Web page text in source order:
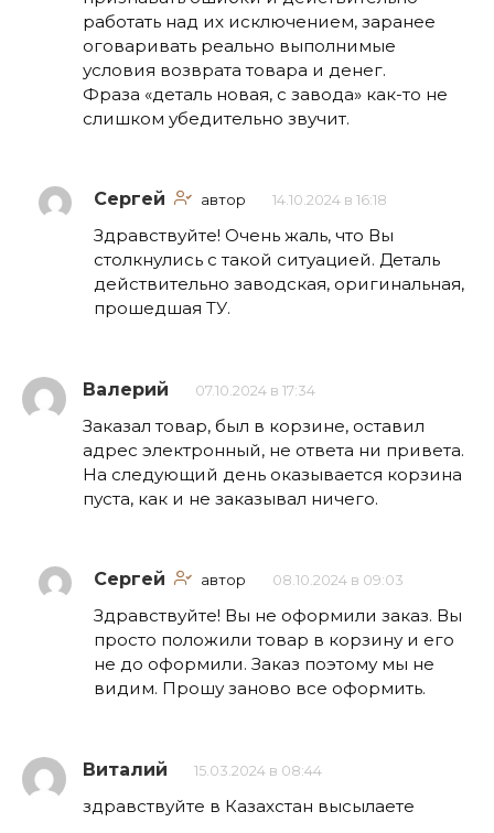
работать над их исключением, заранее
оговаривать реально выполнимые
условия возврата товара и денег.
Фраза «деталь новая, с завода» как-то не
слишком убедительно звучит.
Сергей автор 14.10.2024 в 16:18
Здравствуйте! Очень жаль, что Вы
столкнулись с такой ситуацией. Деталь
действительно заводская, оригинальная,
прошедшая ТУ.
Валерий 07.10.2024 в 17:34
Заказал товар, был в корзине, оставил
адрес электронный, не ответа ни привета.
На следующий день оказывается корзина
пуста, как и не заказывал ничего.
Сергей автор 08.10.2024 в 09:03
Здравствуйте! Вы не оформили заказ. Вы
просто положили товар в корзину и его
не до оформили. Заказ поэтому мы не
видим. Прошу заново все оформить.
Виталий 15.03.2024 в 08:44
здравствуйте в Казахстан высылаете